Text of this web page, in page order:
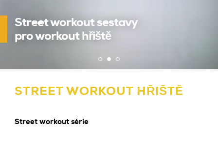
Kalistenika a street workout
Street workout sestavy
pro workout hřiště
Street workout hřiště
STREET WORKOUT HŘIŠTĚ
Street workout série